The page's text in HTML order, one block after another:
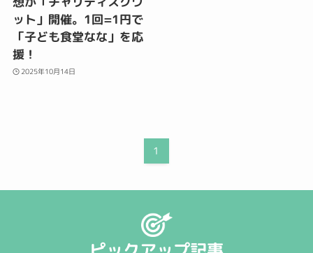
ット」開催。1回=1円で
「子ども食堂なな」を応
援！
2025年10月14日
1